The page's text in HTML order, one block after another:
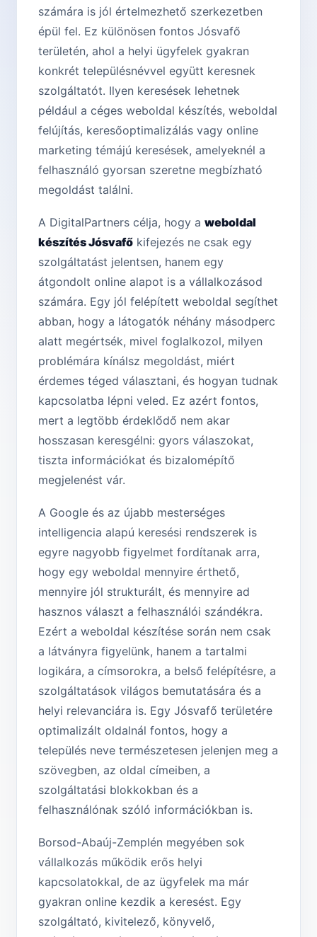
számára is jól értelmezhető szerkezetben
épül fel. Ez különösen fontos Jósvafő
területén, ahol a helyi ügyfelek gyakran
konkrét településnévvel együtt keresnek
szolgáltatót. Ilyen keresések lehetnek
például a céges weboldal készítés, weboldal
felújítás, keresőoptimalizálás vagy online
marketing témájú keresések, amelyeknél a
felhasználó gyorsan szeretne megbízható
megoldást találni.
A DigitalPartners célja, hogy a weboldal
készítés Jósvafő kifejezés ne csak egy
szolgáltatást jelentsen, hanem egy
átgondolt online alapot is a vállalkozásod
számára. Egy jól felépített weboldal segíthet
abban, hogy a látogatók néhány másodperc
alatt megértsék, mivel foglalkozol, milyen
problémára kínálsz megoldást, miért
érdemes téged választani, és hogyan tudnak
kapcsolatba lépni veled. Ez azért fontos,
mert a legtöbb érdeklődő nem akar
hosszasan keresgélni: gyors válaszokat,
tiszta információkat és bizalomépítő
megjelenést vár.
A Google és az újabb mesterséges
intelligencia alapú keresési rendszerek is
egyre nagyobb figyelmet fordítanak arra,
hogy egy weboldal mennyire érthető,
mennyire jól strukturált, és mennyire ad
hasznos választ a felhasználói szándékra.
Ezért a weboldal készítése során nem csak
a látványra figyelünk, hanem a tartalmi
logikára, a címsorokra, a belső felépítésre, a
szolgáltatások világos bemutatására és a
helyi relevanciára is. Egy Jósvafő területére
optimalizált oldalnál fontos, hogy a
település neve természetesen jelenjen meg a
szövegben, az oldal címeiben, a
szolgáltatási blokkokban és a
felhasználónak szóló információkban is.
Borsod-Abaúj-Zemplén megyében sok
vállalkozás működik erős helyi
kapcsolatokkal, de az ügyfelek ma már
gyakran online kezdik a keresést. Egy
szolgáltató, kivitelező, könyvelő,